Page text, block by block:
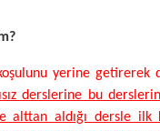
yerine getirerek
derslerine bu
aldığı dersle ilk